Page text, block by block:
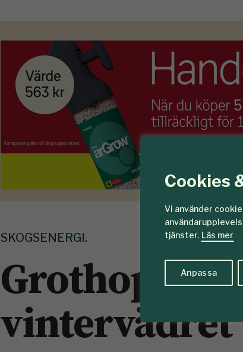
Cookies
Vi använder
tjänster. Läs mer
Anpassa
SKOGSENERGI.
Grothopp
vintervädret